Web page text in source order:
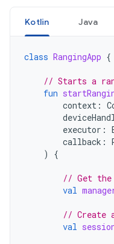
Kotlin Java
class RangingApp {
// Starts a
fun
context :
executor :
callback :
)
{
// Get the
val
// Create
val